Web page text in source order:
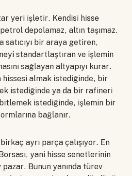
yeri işletir. Kendisi hisse
depolamaz, altın taşımaz.
satıcıyı bir araya getiren,
standartlaştıran ve işlemin
sağlayan altyapıyı kurar.
hissesi almak istediğinde, bir
istediğinde ya da bir rafineri
istediğinde, işlemin bir
bağlanır.
ayrı parça çalışıyor. En
yani hisse senetlerinin
Bunun yanında türev